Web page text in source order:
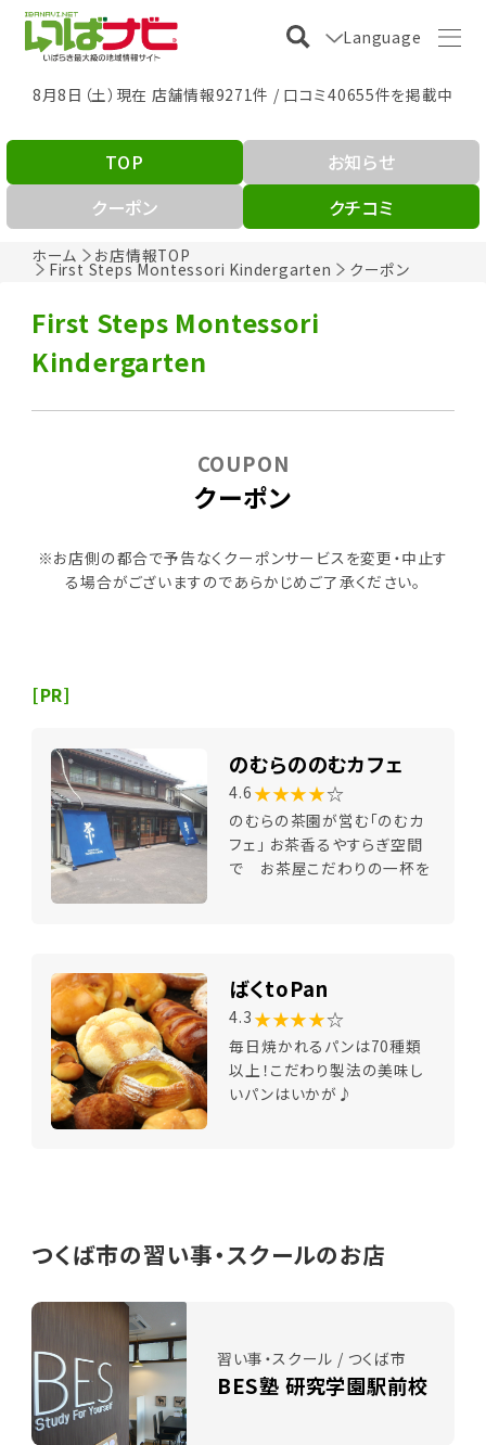
Language
8月8日（土）現在 店舗情報9271件 / 口コミ40655件を掲載中
ホーム お店情報TOP
First Steps Montessori Kindergarten クーポン
TOP
お知らせ
クーポン
クチコミ
First Steps Montessori
Kindergarten
クーポン
COUPON
※お店側の都合で予告なくクーポンサービスを変更・中止す
る場合がございますのであらかじめご了承ください。
[PR]
のむらののむカフェ
4.6 ★★★★☆
のむらの茶園が営む「のむカ
フェ」 お茶香るやすらぎ空間
で お茶屋こだわりの一杯を
ばくtoPan
4.3 ★★★★☆
毎日焼かれるパンは70種類
以上！こだわり製法の美味し
いパンはいかが♪
つくば市の習い事・スクールのお店
習い事・スクール / つくば市
BES塾 研究学園駅前校